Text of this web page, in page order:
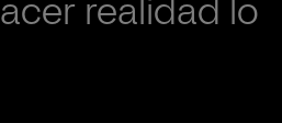
One
realidad lo